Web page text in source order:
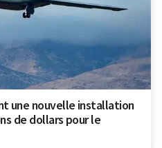
une nouvelle installation
de dollars pour le